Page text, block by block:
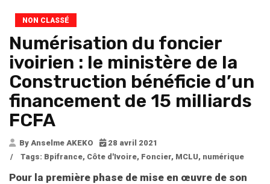
NON CLASSÉ
Numérisation du foncier
ivoirien : le ministère de la
Construction bénéficie d’un
financement de 15 milliards
FCFA
By Anselme AKEKO
28 avril 2021
/
Tags: Bpifrance, Côte d'Ivoire, Foncier, MCLU, numérique
Pour la première phase de mise en œuvre de son